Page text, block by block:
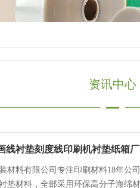
资讯中心
线衬垫刻度线印刷机衬垫纸箱
材料有限公司专注印刷材料18年公
垫材料，全部采用环保高分子海绵